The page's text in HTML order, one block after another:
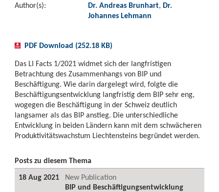
Author(s):
Dr. Andreas Brunhart, Dr.
Johannes Lehmann
PDF Download (252.18 KB)
Das LI Facts 1/2021 widmet sich der langfristigen
Betrachtung des Zusammenhangs von BIP und
Beschäftigung. Wie darin dargelegt wird, folgte die
Beschäftigungsentwicklung langfristig dem BIP sehr eng,
wogegen die Beschäftigung in der Schweiz deutlich
langsamer als das BIP anstieg. Die unterschiedliche
Entwicklung in beiden Ländern kann mit dem schwächeren
Produktivitätswachstum Liechtensteins begründet werden.
Posts zu diesem Thema
18 Aug 2021
New Publication
BIP und Beschäftigungsentwicklung